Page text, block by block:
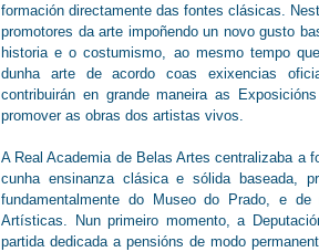
formación directamente das fontes clásicas.
promotores da arte impoñendo un novo gusto
historia e o costumismo, ao mesmo tempo
dunha arte de acordo coas exixencias
contribuirán en grande maneira as
promover as obras dos artistas vivos.
A Real Academia de Belas Artes centralizaba a
cunha ensinanza clásica e sólida baseada,
fundamentalmente do Museo do Prado, e
Artísticas. Nun primeiro momento, a
partida dedicada a pensións de modo